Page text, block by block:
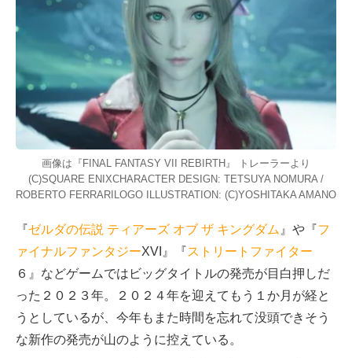
画像は『FINAL FANTASY VII REBIRTH』 トレーラーより
(C)SQUARE ENIXCHARACTER DESIGN: TETSUYA NOMURA /
ROBERTO FERRARILOGO ILLUSTRATION: (C)YOSHITAKA AMANO
『ゼルダの伝説 ティアーズ オブ ザ キングダム 』や『フ
ァイナルファンタジーXVI』『ストリートファイター
６』などゲームではビッグタイトルの発売が目白押しだ
った２０２３年。２０２４年を迎えてもう１か月が経と
うとしているが、今年もまた時間を忘れて没頭できそう
な新作の発売が山のように控えている。